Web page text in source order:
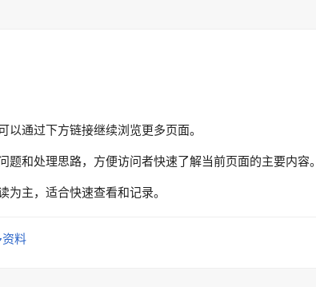
以通过下方链接继续浏览更多页面。
题和处理思路，方便访问者快速了解当前页面的主要内容。
为主，适合快速查看和记录。
资料